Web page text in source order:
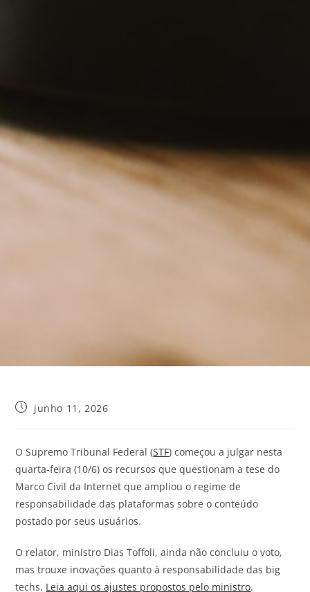
junho 11, 2026
O Supremo Tribunal Federal (STF) começou a julgar nesta
quarta-feira (10/6) os recursos que questionam a tese do
Marco Civil da Internet que ampliou o regime de
responsabilidade das plataformas sobre o conteúdo
postado por seus usuários.
O relator, ministro Dias Toffoli, ainda não concluiu o voto,
mas trouxe inovações quanto à responsabilidade das big
techs. Leia aqui os ajustes propostos pelo ministro.